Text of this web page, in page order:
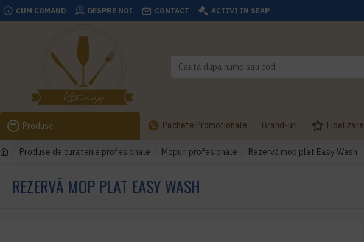
CUM COMAND DESPRE NOI CONTACT ACTIVI IN SEAP
Produse Pachete Promotionale Brand-uri Fidelizare
Produse de curatenie profesionale Mopuri profesionale Rezervă mop plat Easy Wash
REZERVĂ MOP PLAT EASY WASH